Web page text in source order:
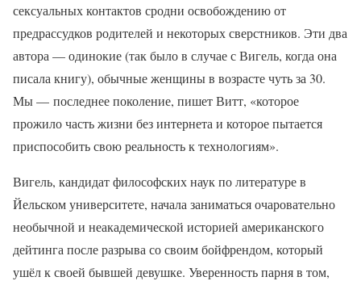
сексуальных контактов сродни освобождению от
предрассудков родителей и некоторых сверстников. Эти два
автора — одинокие (так было в случае с Вигель, когда она
писала книгу), обычные женщины в возрасте чуть за 30.
Мы — последнее поколение, пишет Витт, «которое
прожило часть жизни без интернета и которое пытается
приспособить свою реальность к технологиям».
Вигель, кандидат философских наук по литературе в
Йельском университете, начала заниматься очаровательно
необычной и неакадемической историей американского
дейтинга после разрыва со своим бойфрендом, который
ушёл к своей бывшей девушке. Уверенность парня в том,